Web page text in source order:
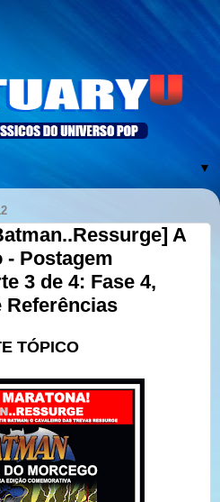
▼
A
- Postagem
3 de 4: Fase 4,
Referências
TÓPICO